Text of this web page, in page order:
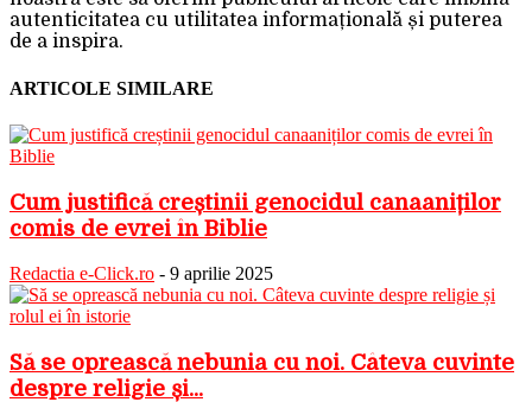
autenticitatea cu utilitatea informațională și puterea
de a inspira.
ARTICOLE SIMILARE
Cum justifică creștinii genocidul canaaniților
comis de evrei în Biblie
Redactia e-Click.ro - 9 aprilie 2025
Să se oprească nebunia cu noi. Câteva cuvinte
despre religie și...